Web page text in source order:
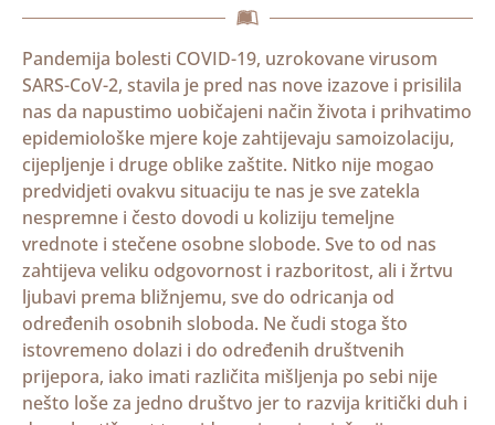
Pandemija bolesti COVID-19, uzrokovane virusom
SARS-CoV-2, stavila je pred nas nove izazove i prisilila
nas da napustimo uobičajeni način života i prihvatimo
epidemiološke mjere koje zahtijevaju samoizolaciju,
cijepljenje i druge oblike zaštite. Nitko nije mogao
predvidjeti ovakvu situaciju te nas je sve zatekla
nespremne i često dovodi u koliziju temeljne
vrednote i stečene osobne slobode. Sve to od nas
zahtijeva veliku odgovornost i razboritost, ali i žrtvu
ljubavi prema bližnjemu, sve do odricanja od
određenih osobnih sloboda. Ne čudi stoga što
istovremeno dolazi i do određenih društvenih
prijepora, iako imati različita mišljenja po sebi nije
nešto loše za jedno društvo jer to razvija kritički duh i